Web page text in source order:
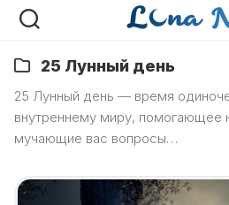
Перейти
25 Лунный день
25 Лунный день — время
внутреннему миру, помогающее
мучающие вас вопросы…